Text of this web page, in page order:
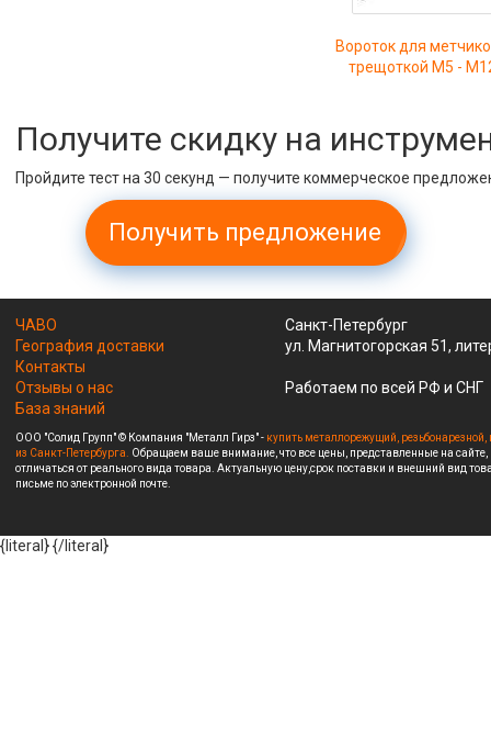
Вороток для
трещоткой М5 -
Получите скидку на
Пройдите тест на 30 секунд — получите коммерческое
Получить предложение
ЧАВО
География доставки
Контакты
Отзывы о нас
База знаний
Санкт-Петербург
ул. Магнитогорская 51,
Работаем по всей РФ и СНГ
ООО "Солид Групп" © Компания "Металл Гирз" - купить металлорежущий,
из Санкт-Петербурга. Обращаем ваше внимание, что все цены, представленные на
отличаться от реального вида товара. Актуальную цену,срок поставки и внешний вид
письме по электронной почте.
{literal}{/literal}